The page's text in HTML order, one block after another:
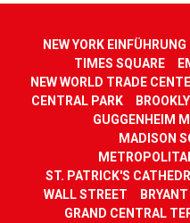
NEW YORK EINFÜHRUNG
TIMES SQUARE
NEW WORLD TRADE
CENTRAL PARK
GUGGENHEIM
MADISON
ST. PATRICK'S
WALL STREET
GRAND CENTRAL